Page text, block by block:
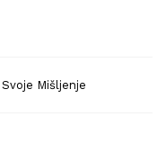
Mišljenje